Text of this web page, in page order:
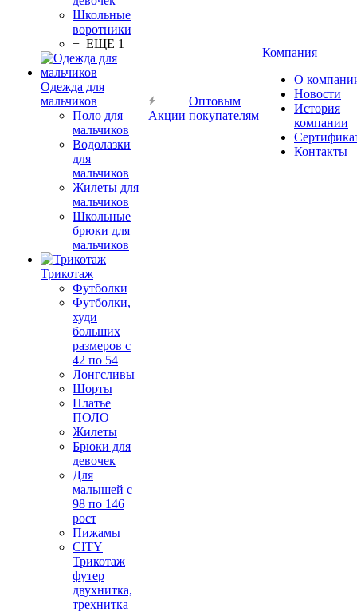
Школьные
воротники
+ ЕЩЕ 1
Одежда для
мальчиков
Поло для
мальчиков
Водолазки
для
мальчиков
Жилеты для
мальчиков
Школьные
брюки для
мальчиков
Трикотаж
Футболки
Футболки,
худи
больших
размеров с
42 по 54
Лонгсливы
Шорты
Платье
ПОЛО
Жилеты
Брюки для
девочек
Для
малышей с
98 по 146
рост
Пижамы
CITY
Трикотаж
футер
двухнитка,
трехнитка
Акции
Оптовым
покупателям
Компания
О
Новости
История
компании
Контакты